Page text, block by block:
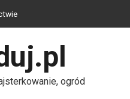
budowlanych
bliską naturze, którą
ogród